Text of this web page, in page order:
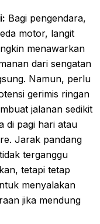
Bagi pengendara,
motor, langit
menawarkan
dari sengatan
Namun, perlu
gerimis ringan
jalanan sedikit
di pagi hari atau
Jarak pandang
terganggu
tetapi tetap
menyalakan
jika mendung